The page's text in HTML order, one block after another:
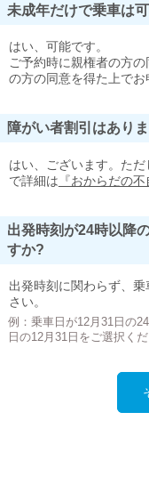
未成年だけで乗車は
はい、可能です。
ご予約時に親権者の方
の方の同意を得た上でお
障がい者割引はあり
はい、ございます。た
で詳細は 『おからだの不
出発時刻が24時以降
すか?
出発時刻に関わらず、
さい。
例：乗車日が12月31日の
日の12月31日をご選択くだ